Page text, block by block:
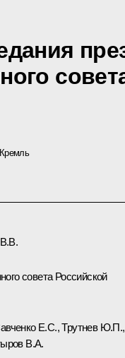
совета Российской
Е.С., Трутнев Ю.П.,
В.А.